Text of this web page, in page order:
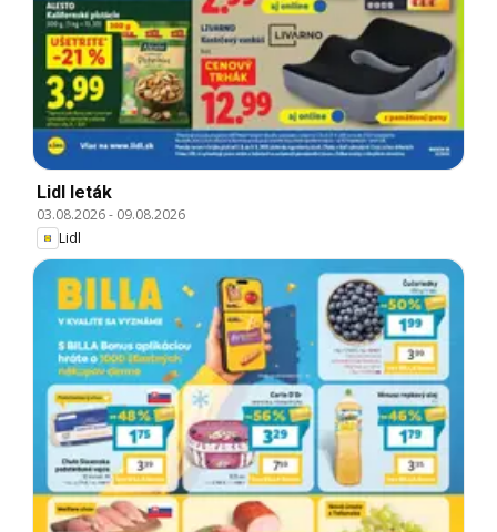
Lidl leták
03.08.2026- 09.08.2026
Lidl